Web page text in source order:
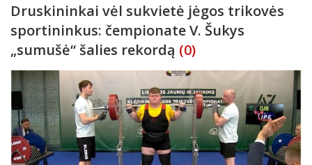
Druskininkai vėl sukvietė jėgos trikovės
sportininkus: čempionate V. Šukys
„sumušė“ šalies rekordą (0)